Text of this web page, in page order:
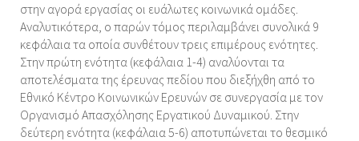
στην αγορά εργασίας οι ευάλωτες κοινωνικά ομάδες.
Αναλυτικότερα, ο παρών τόμος περιλαμβάνει συνολικά 9
κεφάλαια τα οποία συνθέτουν τρεις επιμέρους ενότητες.
Στην πρώτη ενότητα (κεφάλαια 1-4) αναλύονται τα
αποτελέσματα της έρευνας πεδίου που διεξήχθη από το
Εθνικό Κέντρο Κοινωνικών Ερευνών σε συνεργασία με τον
Οργανισμό Απασχόλησης Εργατικού Δυναμικού. Στην
δεύτερη ενότητα (κεφάλαια 5-6) αποτυπώνεται το θεσμικό